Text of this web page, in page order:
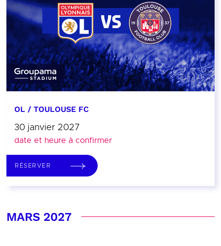
OL / TOULOUSE FC
30 janvier 2027
date et heure à confirmer
RÉSERVER
MARS 2027